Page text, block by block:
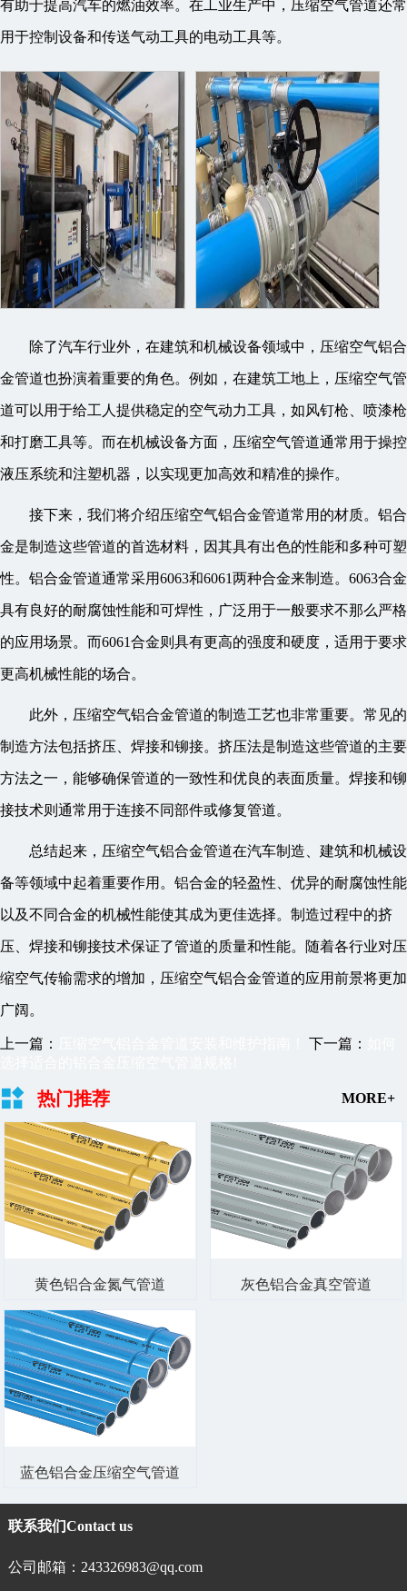
有助于提高汽车的燃油效率。在工业生产中，压缩空气管道还常
用于控制设备和传送气动工具的电动工具等。
除了汽车行业外，在建筑和机械设备领域中，压缩空气铝合
金管道也扮演着重要的角色。例如，在建筑工地上，压缩空气管
道可以用于给工人提供稳定的空气动力工具，如风钉枪、喷漆枪
和打磨工具等。而在机械设备方面，压缩空气管道通常用于操控
液压系统和注塑机器，以实现更加高效和精准的操作。
接下来，我们将介绍压缩空气铝合金管道常用的材质。铝合
金是制造这些管道的首选材料，因其具有出色的性能和多种可塑
性。铝合金管道通常采用6063和6061两种合金来制造。6063合金
具有良好的耐腐蚀性能和可焊性，广泛用于一般要求不那么严格
的应用场景。而6061合金则具有更高的强度和硬度，适用于要求
更高机械性能的场合。
此外，压缩空气铝合金管道的制造工艺也非常重要。常见的
制造方法包括挤压、焊接和铆接。挤压法是制造这些管道的主要
方法之一，能够确保管道的一致性和优良的表面质量。焊接和铆
接技术则通常用于连接不同部件或修复管道。
总结起来，压缩空气铝合金管道在汽车制造、建筑和机械设
备等领域中起着重要作用。铝合金的轻盈性、优异的耐腐蚀性能
以及不同合金的机械性能使其成为更佳选择。制造过程中的挤
压、焊接和铆接技术保证了管道的质量和性能。随着各行业对压
缩空气传输需求的增加，压缩空气铝合金管道的应用前景将更加
广阔。
上一篇： 下一篇：
热门推荐 MORE+
黄色铝合金氮气管道 灰色铝合金真空管道
蓝色铝合金压缩空气管道
联系我们Contact us
公司邮箱：243326983@qq.com